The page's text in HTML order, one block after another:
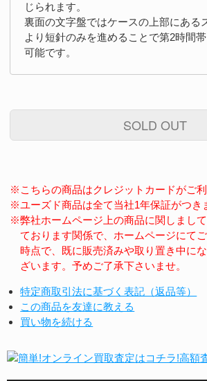
じられます。
裏面の文字盤ではケースの上部にある
より短針のみを進めることで第2時間
可能です。
SOLD OUT
※こちらの商品はクレジットカードがご
※ユーズド商品は全て当社1年保証がつき
※弊社ホームページ上の商品に関しまし
ております関係で、ホームページにて
時点で、既に販売済みや取り置き中に
ざいます。予めご了承下さいませ。
特定商取引法に基づく表記（返品等）
この商品を友達に教える
買い物を続ける